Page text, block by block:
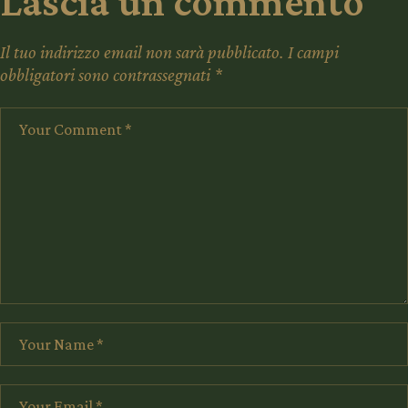
Il tuo indirizzo email non sarà pubblicato. I campi
obbligatori sono contrassegnati *